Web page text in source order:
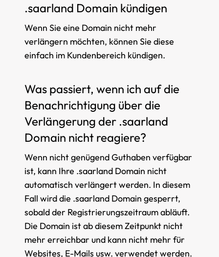
.saarland Domain kündigen
Wenn Sie eine Domain nicht mehr
verlängern möchten, können Sie diese
einfach im Kundenbereich kündigen.
Was passiert, wenn ich auf die
Benachrichtigung über die
Verlängerung der .saarland
Domain nicht reagiere?
Wenn nicht genügend Guthaben verfügbar
ist, kann Ihre .saarland Domain nicht
automatisch verlängert werden. In diesem
Fall wird die .saarland Domain gesperrt,
sobald der Registrierungszeitraum abläuft.
Die Domain ist ab diesem Zeitpunkt nicht
mehr erreichbar und kann nicht mehr für
Websites, E-Mails usw. verwendet werden.